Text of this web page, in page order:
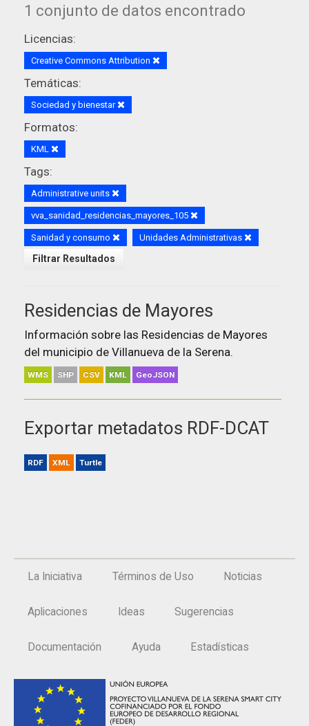
1 conjunto de datos encontrado
Licencias:
Creative Commons Attribution
Temáticas:
Sociedad y bienestar
Formatos:
KML
Tags:
Administrative units
vva_sanidad_residencias_mayores_105
Sanidad y consumo Unidades Administrativas
Filtrar Resultados
Residencias de Mayores
Información sobre las Residencias de Mayores
del municipio de Villanueva de la Serena.
WMS SHP CSV KML GeoJSON
Exportar metadatos RDF-DCAT
RDF XML Turtle
La Iniciativa Términos de Uso Noticias
Aplicaciones Ideas Sugerencias
Documentación Ayuda Estadísticas